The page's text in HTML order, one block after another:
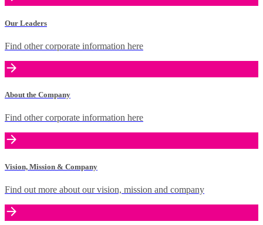
Our Leaders
Find other corporate information here
About the Company
Find other corporate information here
Vision, Mission & Company
Find out more about our vision, mission and company